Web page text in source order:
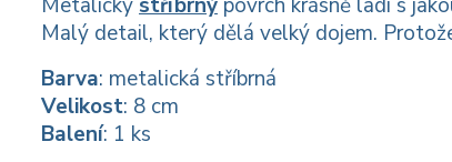
Malý detail, který dělá velký dojem.
Barva: metalická stříbrná
Velikost: 8 cm
Balení: 1 ks